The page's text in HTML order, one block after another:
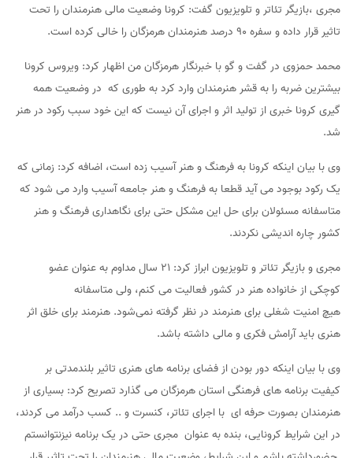
مجری ،بازیگر تئاتر و تلویزیون گفت: کرونا وضعیت مالی هنرمندان را تحت
تاثیر قرار داده و سفره ۹۰ درصد هنرمندان هرمزگان را خالی کرده است.
محمد حمزوی در گفت و گو با خبرنگار هرمزگان من اظهار کرد: ویروس کرونا
بیشترین ضربه را به قشر هنرمندان وارد کرد به طوری که در وضعیت همه
گیری کرونا خبری از تولید اثر و اجرای آن نیست که این خود سبب رکود در هنر
شد.
وی با بیان اینکه کرونا به فرهنگ و هنر آسیب زده است، اضافه کرد: زمانی که
یک رکود بوجود می آید قطعا به فرهنگ و هنر جامعه آسیب وارد می شود که
متاسفانه مسئولان برای حل این مشکل حتی برای نگاهداری فرهنگ و هنر
کشور چاره اندیشی نکردند.
مجری و بازیگر تئاتر و تلویزیون ابراز کرد: ۲۱ سال مداوم به عنوان عضو
کوچکی از خانواده هنر در کشور فعالیت می کنم، ولی متاسفانه
هیچ امنیت شغلی برای هنرمند در نظر گرفته نمی‌شود. هنرمند برای خلق اثر
هنری باید آرامش فکری و مالی داشته باشد.
وی با بیان اینکه دور بودن از فضای برنامه های هنری تاثیر بلندمدتی بر
کیفیت برنامه های فرهنگی استان هرمزگان می گذارد تصریح کرد: بسیاری از
هنرمندان بصورت حرفه ای با اجرای تئاتر، کنسرت و .. کسب درآمد می کردند،
در این شرایط کرونایی، بنده به عنوان مجری حتی در یک برنامه نیزنتوانستم